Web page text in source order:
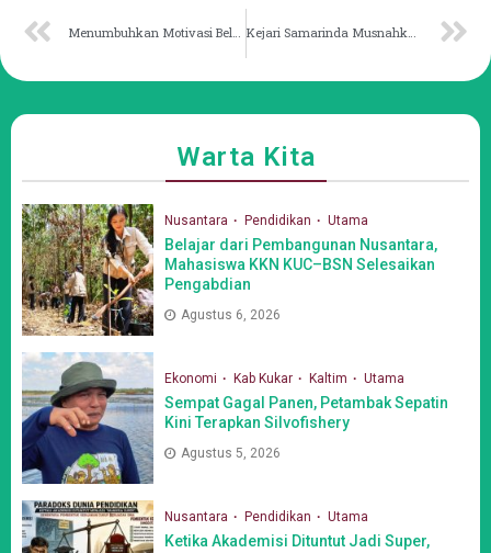
Menumbuhkan Motivasi Belajar Siswa dengan Quizizz Kejari Samarinda Musnahkan 5.000 Obat Tradisional Tanpa Izin Edar
Warta Kita
Nusantara Pendidikan Utama
Belajar dari Pembangunan Nusantara,
Mahasiswa KKN KUC–BSN Selesaikan
Pengabdian
Agustus 6, 2026
Ekonomi Kab Kukar Kaltim Utama
Sempat Gagal Panen, Petambak Sepatin
Kini Terapkan Silvofishery
Agustus 5, 2026
Nusantara Pendidikan Utama
Ketika Akademisi Dituntut Jadi Super,